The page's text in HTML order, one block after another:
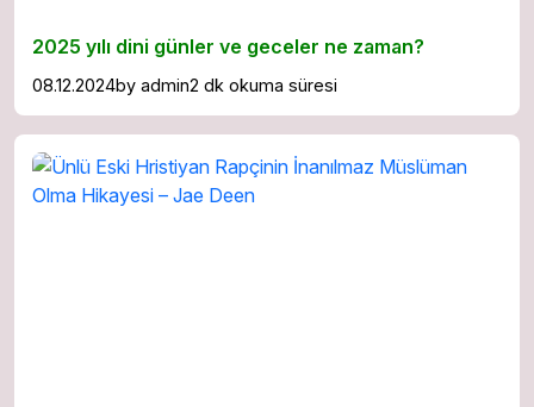
2025 yılı dini günler ve geceler ne zaman?
08.12.2024by admin2 dk okuma süresi